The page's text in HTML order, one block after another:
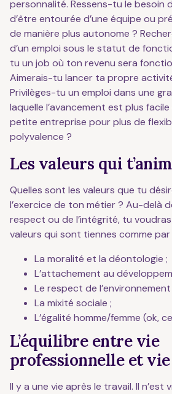
personnalité. Ressens-tu le besoin
d’être entourée d’une équipe ou
de manière plus autonome ?
d’un emploi sous le statut de
tu un job où ton revenu sera
Aimerais-tu lancer ta propre
Privilèges-tu un emploi dans une
laquelle l’avancement est plus
petite entreprise pour plus de
polyvalence ?
Les valeurs qui
Quelles sont les valeurs que tu
l’exercice de ton métier ? Au-delà
respect ou de l’intégrité, tu
valeurs qui sont tiennes comme par
La moralité et la déontologie ;
L’attachement au
Le respect de l’environnement
La mixité sociale ;
L’égalité homme/femme (ok,
L’équilibre entre vie
professionnelle et
Il y a une vie après le travail. Il n’est